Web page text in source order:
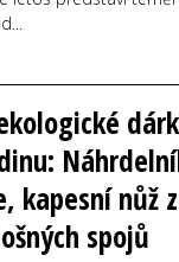
kapesní nůž z
spojů